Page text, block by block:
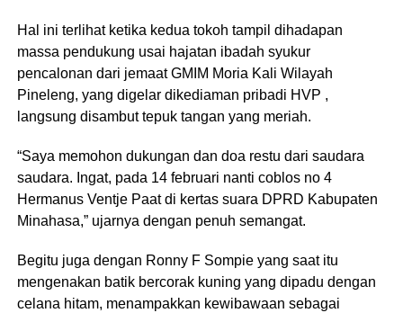
Hal ini terlihat ketika kedua tokoh tampil dihadapan
massa pendukung usai hajatan ibadah syukur
pencalonan dari jemaat GMIM Moria Kali Wilayah
Pineleng, yang digelar dikediaman pribadi HVP ,
langsung disambut tepuk tangan yang meriah.
“Saya memohon dukungan dan doa restu dari saudara
saudara. Ingat, pada 14 februari nanti coblos no 4
Hermanus Ventje Paat di kertas suara DPRD Kabupaten
Minahasa,” ujarnya dengan penuh semangat.
Begitu juga dengan Ronny F Sompie yang saat itu
mengenakan batik bercorak kuning yang dipadu dengan
celana hitam, menampakkan kewibawaan sebagai